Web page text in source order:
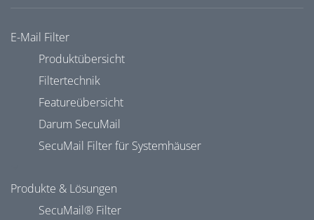
E-Mail Filter
Produktübersicht
Filtertechnik
Featureübersicht
Darum SecuMail
SecuMail Filter für Systemhäuser
Produkte & Lösungen
SecuMail® Filter